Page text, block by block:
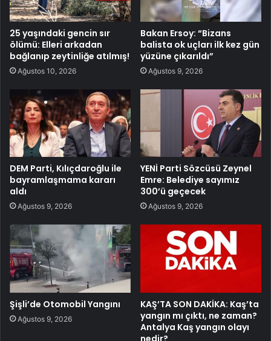
25 yaşındaki gencin sır
ölümü: Elleri arkadan
bağlanıp zeytinliğe atılmış!
Ağustos 10, 2026
Bakan Ersoy: “Bizans
balista ok uçları ilk kez gün
yüzüne çıkarıldı”
Ağustos 9, 2026
DEM Parti, Kılıçdaroğlu ile
bayramlaşmama kararı
aldı
Ağustos 9, 2026
YENİ Parti Sözcüsü Zeynel
Emre: Belediye sayımız
300’ü geçecek
Ağustos 9, 2026
Şişli’de Otomobil Yangını
Ağustos 9, 2026
KAŞ’TA SON DAKİKA: Kaş’ta
yangın mı çıktı, ne zaman?
Antalya Kaş yangın olayı